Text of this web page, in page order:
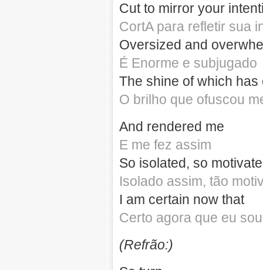
Cut to mirror your
CortA para refletir sua
Oversized and
É Enorme e subjugado
The shine of which
O brilho que ofuscou
And rendered me
E me fez assim
So isolated, so
Isolado assim, tão
I am certain now that
Certo agora que eu sou
(Refrão:)